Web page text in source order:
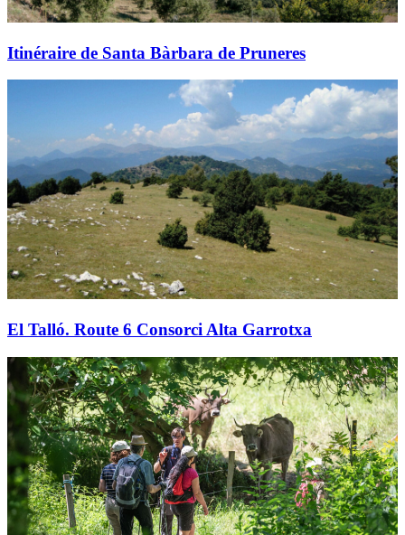
Itinéraire de Santa Bàrbara de Pruneres
El Talló. Route 6 Consorci Alta Garrotxa